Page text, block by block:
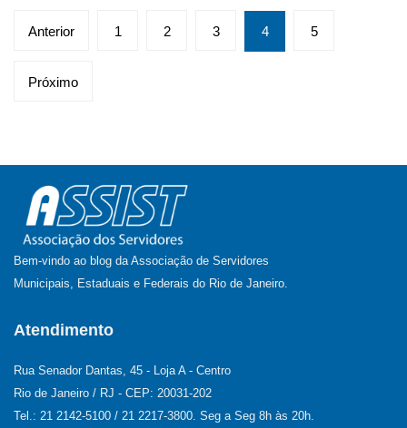
Paginação
posts
Anterior 1 2 3 4 5
Próximo
Bem-vindo ao blog da Associação de Servidores
Municipais, Estaduais e Federais do Rio de Janeiro.
Atendimento
Rua Senador Dantas, 45 - Loja A - Centro
Rio de Janeiro / RJ - CEP: 20031-202
Tel.: 21 2142-5100 / 21 2217-3800. Seg a Seg 8h às 20h.